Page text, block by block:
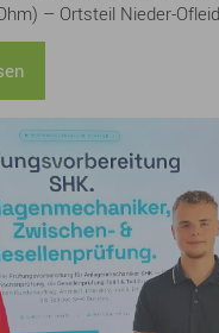
– Ortsteil Nieder-
lädt alle Bürgerinnen und
am Gartenwettbewerb
Gärten“ im Klimaquartier